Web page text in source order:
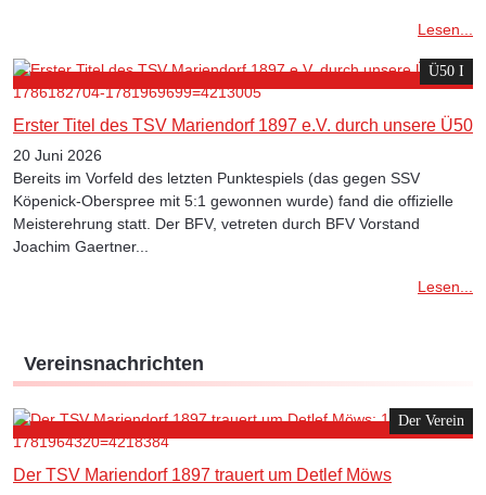
Lesen...
Ü50 I
Erster Titel des TSV Mariendorf 1897 e.V. durch unsere Ü50
20 Juni 2026
Bereits im Vorfeld des letzten Punktespiels (das gegen SSV
Köpenick-Oberspree mit 5:1 gewonnen wurde) fand die offizielle
Meisterehrung statt. Der BFV, vetreten durch BFV Vorstand
Joachim Gaertner...
Lesen...
Vereinsnachrichten
Der Verein
Der TSV Mariendorf 1897 trauert um Detlef Möws